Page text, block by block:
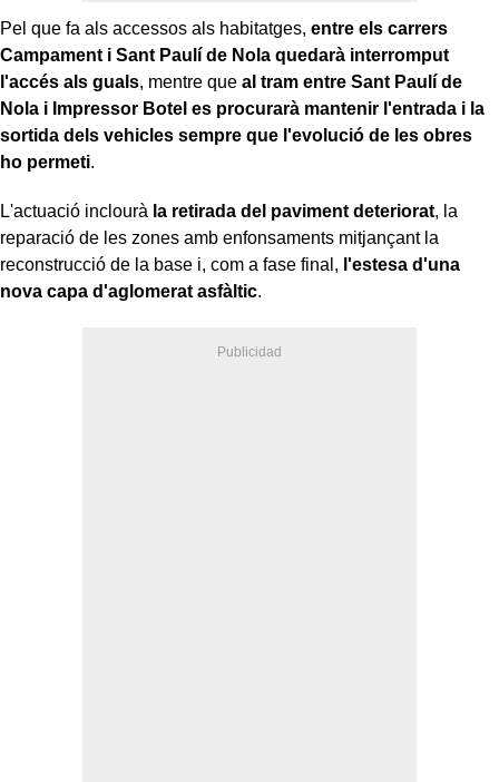
Pel que fa als accessos als habitatges, entre els carrers
Campament i Sant Paulí de Nola quedarà interromput
l'accés als guals, mentre que al tram entre Sant Paulí de
Nola i Impressor Botel es procurarà mantenir l'entrada i la
sortida dels vehicles sempre que l'evolució de les obres
ho permeti.
L'actuació inclourà la retirada del paviment deteriorat, la
reparació de les zones amb enfonsaments mitjançant la
reconstrucció de la base i, com a fase final, l'estesa d'una
nova capa d'aglomerat asfàltic.